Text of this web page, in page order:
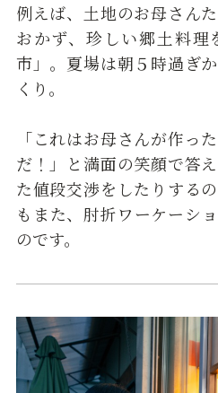
例えば、土地のお母さん
おかず、珍しい郷土料理
市」。夏場は朝５時過ぎ
くり。
「これはお母さんが作っ
だ！」と満面の笑顔で答
た値段交渉をしたりする
もまた、肘折ワーケーシ
のです。